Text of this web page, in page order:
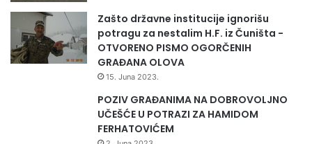
Zašto državne institucije ignorišu
potragu za nestalim H.F. iz Čuništa -
OTVORENO PISMO OGORČENIH
GRAĐANA OLOVA
15. Juna 2023.
POZIV GRAĐANIMA NA DOBROVOLJNO
UČEŠĆE U POTRAZI ZA HAMIDOM
FERHATOVIĆEM